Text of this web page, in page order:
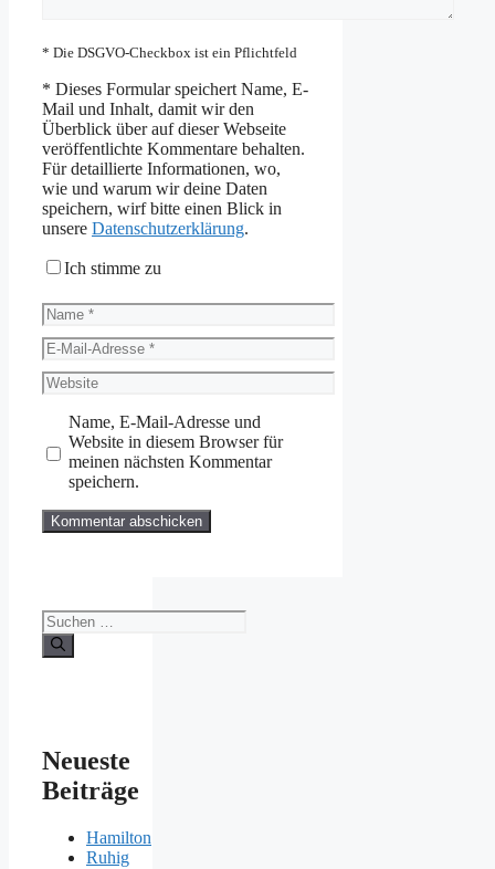
* Die DSGVO-Checkbox ist ein Pflichtfeld
* Dieses Formular speichert Name, E-
Mail und Inhalt, damit wir den
Überblick über auf dieser Webseite
veröffentlichte Kommentare behalten.
Für detaillierte Informationen, wo,
wie und warum wir deine Daten
speichern, wirf bitte einen Blick in
unsere Datenschutzerklärung.
Ich stimme zu
Name
E-
Mail-
Adresse
Website
Name, E-Mail-Adresse und
Website in diesem Browser für
meinen nächsten Kommentar
speichern.
Suchen
nach:
Neueste
Beiträge
Hamilton
Ruhig